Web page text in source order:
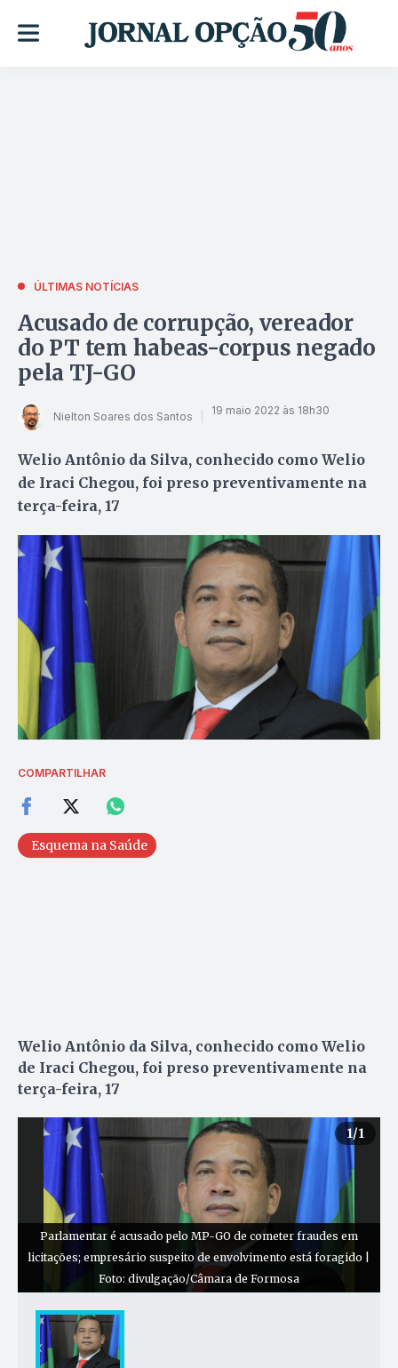
ÚLTIMAS NOTÍCIAS
Acusado de corrupção, vereador
do PT tem habeas-corpus negado
pela TJ-GO
Nielton Soares dos Santos 19 maio 2022 às 18h30
Welio Antônio da Silva, conhecido como Welio
de Iraci Chegou, foi preso preventivamente na
terça-feira, 17
COMPARTILHAR
Esquema na Saúde
Welio Antônio da Silva, conhecido como Welio
de Iraci Chegou, foi preso preventivamente na
terça-feira, 17
1/1
Parlamentar é acusado pelo MP-GO de cometer fraudes em
licitações; empresário suspeito de envolvimento está foragido |
Foto: divulgação/Câmara de Formosa